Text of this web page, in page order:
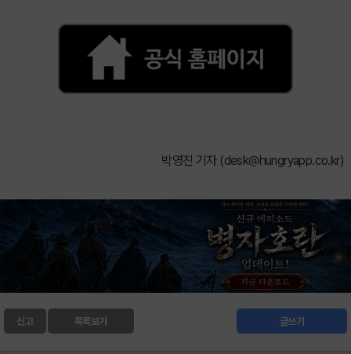
박영진 기자 (desk@hungryapp.co.kr)
신고 글쓰기
목록보기